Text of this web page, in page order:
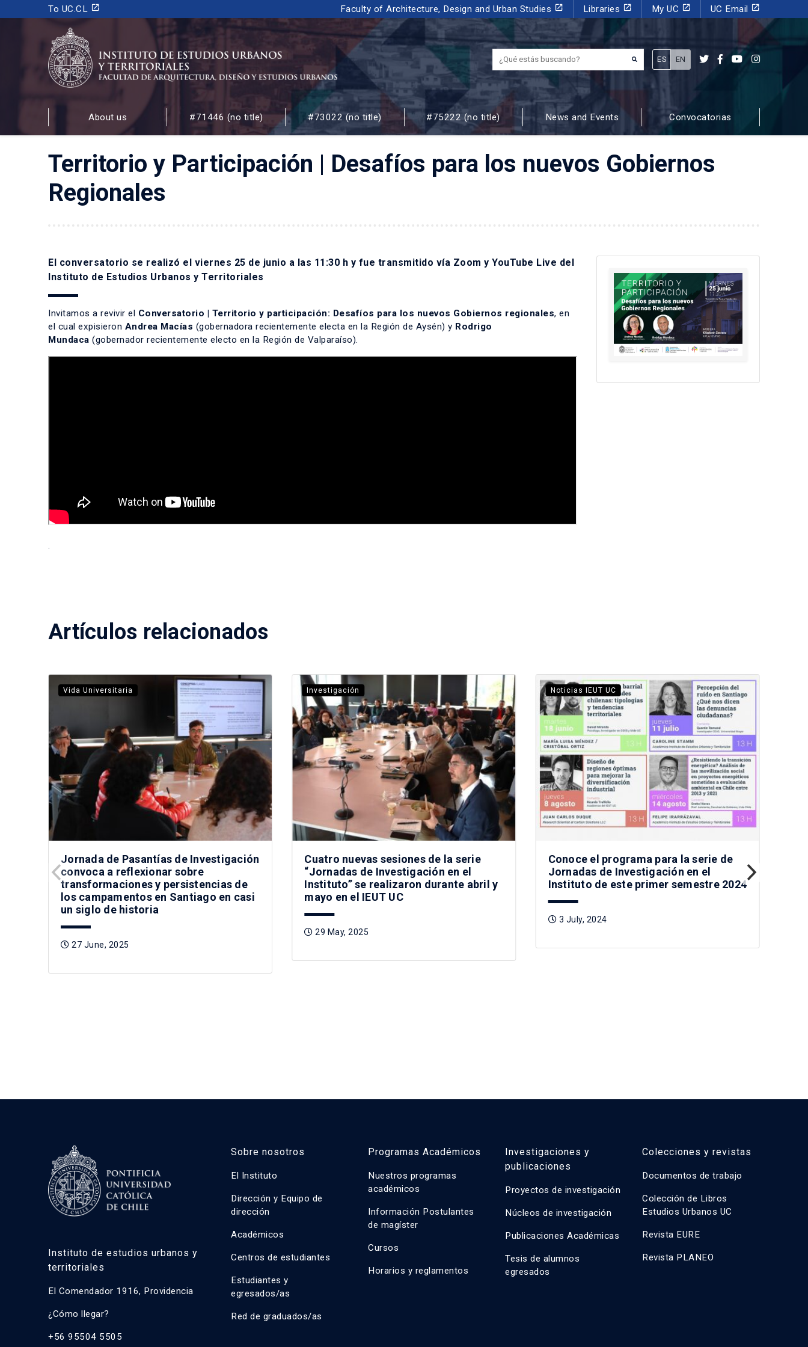
To UC.CL launch Faculty of Architecture, Design and Urban Studies launch Libraries launch My UC launch UC Email launch
INSTITUTO DE ESTUDIOS URBANOS
Y TERRITORIALES
FACULTAD DE ARQUITECTURA, DISEÑO Y ESTUDIOS URBANOS
¿Qué estás buscando?
ES EN
About us #71446 (no title) #73022 (no title) #75222 (no title) News and Events Convocatorias
Territorio y Participación | Desafíos para los nuevos Gobiernos
Regionales
El conversatorio se realizó el viernes 25 de junio a las 11:30 h y fue transmitido vía Zoom y YouTube Live del
Instituto de Estudios Urbanos y Territoriales
Invitamos a revivir el Conversatorio | Territorio y participación: Desafíos para los nuevos Gobiernos regionales, en
el cual expisieron Andrea Macías (gobernadora recientemente electa en la Región de Aysén) y Rodrigo
Mundaca (gobernador recientemente electo en la Región de Valparaíso).
.
Artículos relacionados
Vida Universitaria
Jornada de Pasantías de Investigación
convoca a reflexionar sobre
transformaciones y persistencias de
los campamentos en Santiago en casi
un siglo de historia
27 June, 2025
Investigación
Cuatro nuevas sesiones de la serie
“Jornadas de Investigación en el
Instituto” se realizaron durante abril y
mayo en el IEUT UC
29 May, 2025
Noticias IEUT UC
Conoce el programa para la serie de
Jornadas de Investigación en el
Instituto de este primer semestre 2024
3 July, 2024
Instituto de estudios urbanos y
territoriales
El Comendador 1916, Providencia
¿Cómo llegar?
+56 95504 5505
Sobre nosotros
El Instituto
Dirección y Equipo de
dirección
Académicos
Centros de estudiantes
Estudiantes y
egresados/as
Red de graduados/as
Programas Académicos
Nuestros programas
académicos
Información Postulantes
de magíster
Cursos
Horarios y reglamentos
Investigaciones y
publicaciones
Proyectos de investigación
Núcleos de investigación
Publicaciones Académicas
Tesis de alumnos
egresados
Colecciones y revistas
Documentos de trabajo
Colección de Libros
Estudios Urbanos UC
Revista EURE
Revista PLANEO